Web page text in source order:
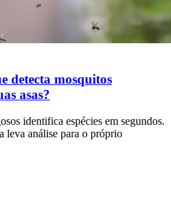
detecta mosquitos
asas?
identifica espécies em segundos.
leva análise para o próprio